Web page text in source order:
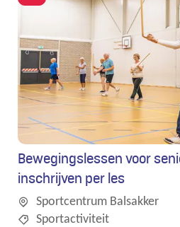
Bewegingslessen voor
inschrijven per les
Sportcentrum Balsakker
Sportactiviteit